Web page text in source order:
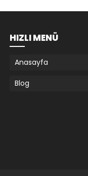
HIZLI MENÜ
Anasayfa
Blog